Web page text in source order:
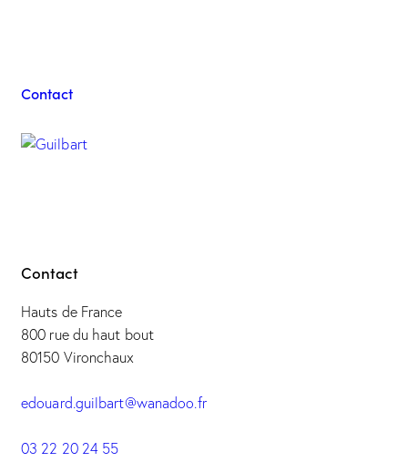
Contact
Contact
Hauts de France
800 rue du haut bout
80150 Vironchaux
edouard.guilbart@wanadoo.fr
03 22 20 24 55